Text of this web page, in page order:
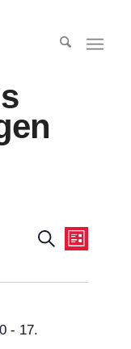
Such-
Suche
Liste
- 17.